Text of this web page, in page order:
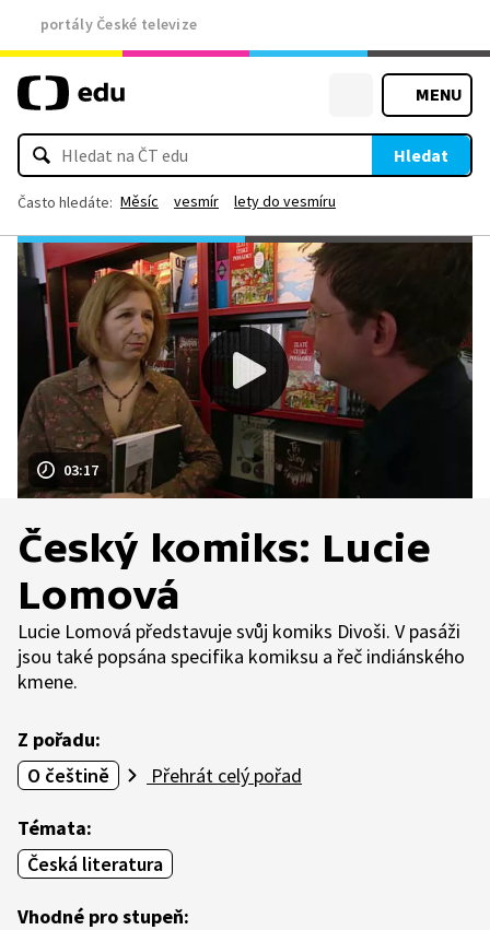
portály České televize
MENU
Hledat
Často hledáte: Měsíc vesmír lety do vesmíru
03:17
Český komiks: Lucie
Lomová
Lucie Lomová představuje svůj komiks Divoši. V pasáži
jsou také popsána specifika komiksu a řeč indiánského
kmene.
Z pořadu:
O češtině
Přehrát celý pořad
Témata:
Česká literatura
Vhodné pro stupeň: